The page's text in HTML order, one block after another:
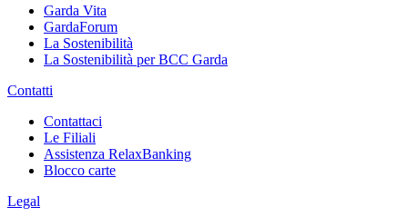
Garda Vita
GardaForum
La Sostenibilità
La Sostenibilità per BCC Garda
Contatti
Contattaci
Le Filiali
Assistenza RelaxBanking
Blocco carte
Legal